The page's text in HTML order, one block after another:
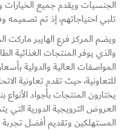
الجنسيات ويقدم جميع الخيارات
تلبي احتياجاتهم، إذ تم تصميمه
ويضم المركز فرع الهايبر ماركت
والذي يوفر المنتجات الغذائية
المواصفات العالية والدولية
للتعاونية، حيث تقدم تعاونية
يختارون المنتجات بأجواد الأنواع
العروض الترويجية الدورية التي
المستهلكين وتقديم أفضل